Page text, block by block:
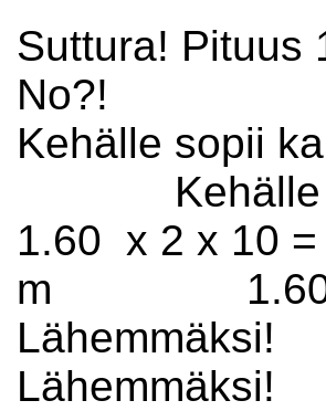
Suttura!
Kehälle
Kehälle
1.60 x 2 x
m 1.60 x